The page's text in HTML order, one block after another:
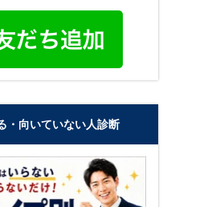
・向いていない人診断